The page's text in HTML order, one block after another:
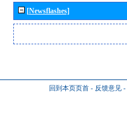
[Newsflashes]
回到本页页首 - 反馈意见 -